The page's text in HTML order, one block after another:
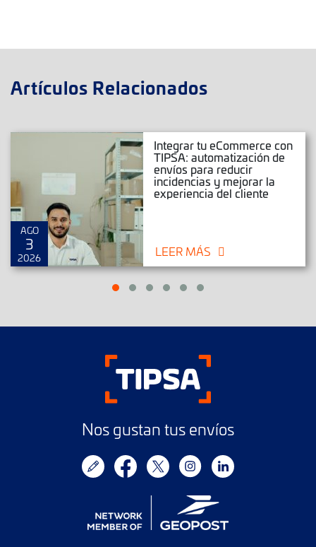
Artículos Relacionados
AGO
3
2026
Integrar tu eCommerce con
TIPSA: automatización de
envíos para reducir
incidencias y mejorar la
experiencia del cliente
LEER MÁS
Nos gustan tus envíos